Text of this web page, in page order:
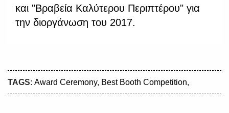
και "Βραβεία Καλύτερου Περιπτέρου" για
την διοργάνωση του 2017.
TAGS: Award Ceremony, Best Booth Competition,